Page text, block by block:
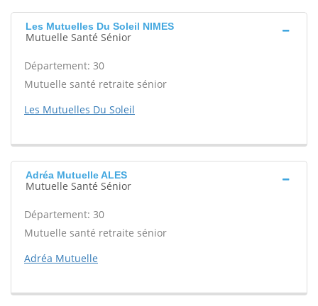
Les Mutuelles Du Soleil NIMES
Mutuelle Santé Sénior
Département: 30
Mutuelle santé retraite sénior
Les Mutuelles Du Soleil
Adréa Mutuelle ALES
Mutuelle Santé Sénior
Département: 30
Mutuelle santé retraite sénior
Adréa Mutuelle